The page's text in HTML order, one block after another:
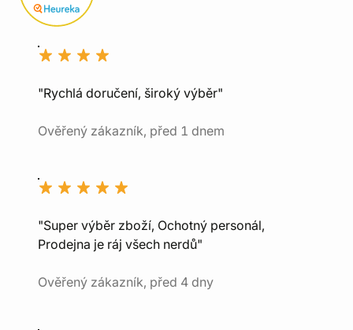
"Rychlá doručení, široký výběr"
Ověřený zákazník, před 1 dnem
"Super výběr zboží, Ochotný personál,
Prodejna je ráj všech nerdů"
Ověřený zákazník, před 4 dny